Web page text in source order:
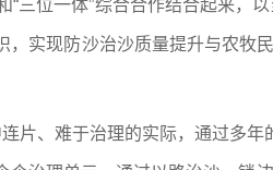
“三位一体”综合合作结合起来，
实现防沙治沙质量提升与农牧
片、难于治理的实际，通过多